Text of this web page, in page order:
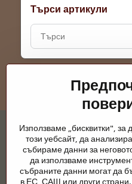
Търси артикули
Търсене
на
резултати
филтриране
текст
Градински езера
Използваме „бисквитки",
този уебсайт, да
събираме данни за
да използваме
събраните данни могат да
в ЕС, САЩ или други